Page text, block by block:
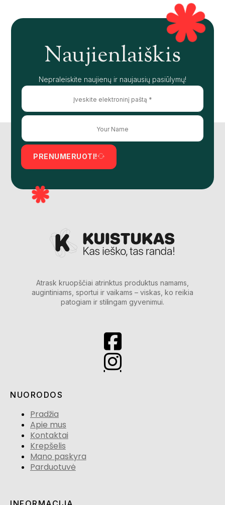
Naujienlaiškis
Nepraleiskite naujienų ir naujausių pasiūlymų!
PRENUMERUOTI!
Atrask kruopščiai atrinktus produktus namams,
augintiniams, sportui ir vaikams – viskas, ko reikia
patogiam ir stilingam gyvenimui.
NUORODOS
Pradžia
Apie mus
Kontaktai
Krepšelis
Mano paskyra
Parduotuvė